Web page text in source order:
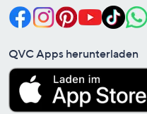
QVC Apps herunterladen